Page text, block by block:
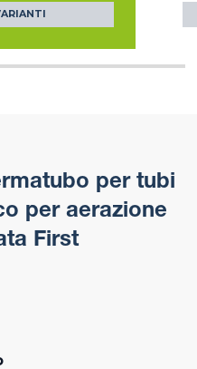
per tubi
per aerazione
First